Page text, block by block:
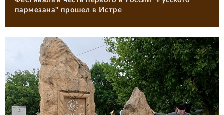
пармезана" прошел в Истре